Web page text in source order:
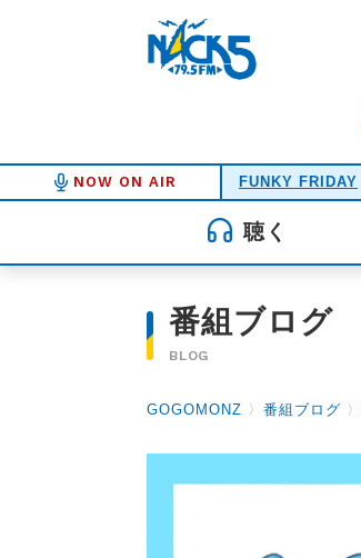
NOW ON AIR FUNKY FRIDAY
聴く
番組ブログ
BLOG
GOGOMONZ 〉 番組ブログ 〉